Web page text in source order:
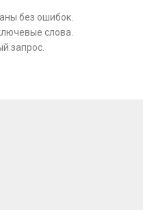
без ошибок.
слова.
запрос.